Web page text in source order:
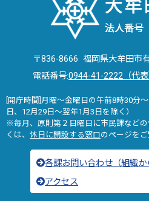
〒836-8666 福岡県大牟田市
電話番号:0944-41-2222（代表
[開庁時間]月曜～金曜日の午前8時30分
日、12月29日～翌年1月3日を除く）
※毎月、原則第２日曜日に市民課など
くは、 休日に開設する窓口のページをご
各課お問い合わせ（組織か
アクセス